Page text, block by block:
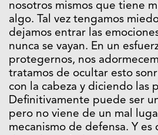
nosotros mismos que tiene
algo. Tal vez tengamos
dejamos entrar las
nunca se vayan. En un
protegernos, nos
tratamos de ocultar esto
con la cabeza y diciendo las
Definitivamente puede ser
pero no viene de un mal
mecanismo de defensa. Y